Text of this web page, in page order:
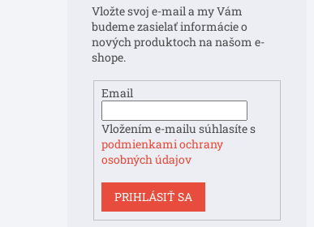
Vložte svoj e-mail a my Vám
budeme zasielať informácie o
nových produktoch na našom e-
shope.
Email
Vložením e-mailu súhlasíte s
podmienkami ochrany
osobných údajov
PRIHLÁSIŤ SA